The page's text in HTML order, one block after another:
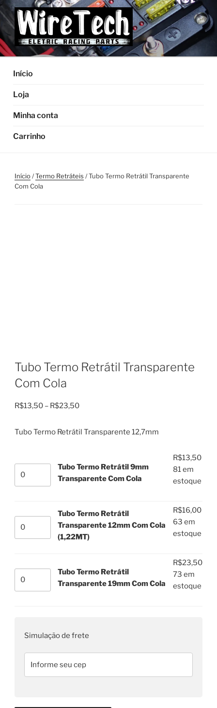
Pular
para
o
conteúdo
Início
Loja
Minha conta
Carrinho
Início/Termo Retráteis / Tubo Termo Retrátil Transparente
Com Cola
Tubo Termo Retrátil Transparente
Com Cola
R$13,50 – R$23,50Faixa
preço:
R$23,50
Tubo Termo Retrátil Transparente 12,7mm
Transparente
Com
Cola
Tubo Termo Retrátil 9mm
Transparente Com Cola
R$13,50
81 em
estoque
12mm
Com
Cola
Tubo Termo Retrátil
Transparente 12mm Com Cola
(1,22MT)
R$16,00
63 em
estoque
Com
quantidade
Tubo Termo Retrátil
Transparente 19mm Com Cola
R$23,50
73 em
estoque
Simulação de frete